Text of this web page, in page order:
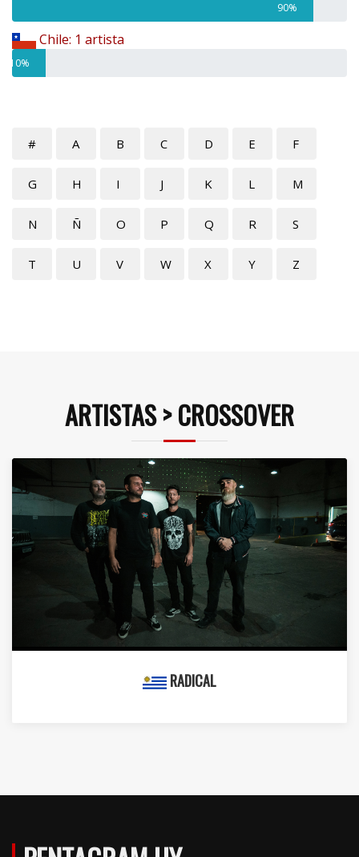
90%
Chile: 1 artista
10%
# A B C D E F
G H I J K L M
N Ñ O P Q R S
T U V W X Y Z
ARTISTAS > CROSSOVER
RADICAL